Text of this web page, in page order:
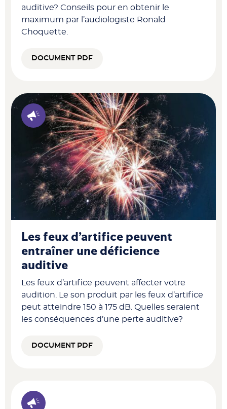
auditive? Conseils pour en obtenir le
maximum par l’audiologiste Ronald
Choquette.
DOCUMENT PDF
Les feux d’artifice peuvent
entraîner une déficience
auditive
Les feux d’artifice peuvent affecter votre
audition. Le son produit par les feux d’artifice
peut atteindre 150 à 175 dB. Quelles seraient
les conséquences d’une perte auditive?
DOCUMENT PDF